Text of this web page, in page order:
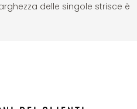
delle singole strisce è